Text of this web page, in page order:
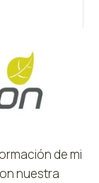
de mi
nuestra